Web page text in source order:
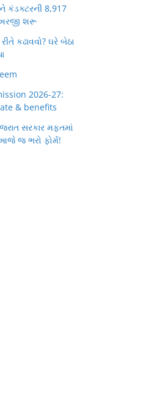
કંડક્ટરની 8,917
શરૂ
કઢાવવો? ઘરે બેઠા
2026-27:
& benefits
સરકાર મફતમાં
જ ભરો ફોર્મ!